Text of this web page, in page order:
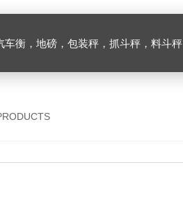
衡，地磅，包装秤，抓斗秤，料斗秤